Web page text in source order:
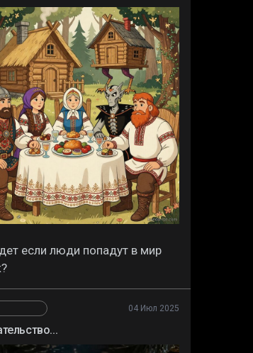
если люди попадут в мир
04 Июл 2025